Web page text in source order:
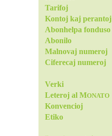
Tarifoj
Kontoj kaj perantoj
Abonhelpa fonduso
Abonilo
Malnovaj numeroj
Ciferecaj numeroj
Verki
Leteroj al MONATO
Konvencioj
Etiko